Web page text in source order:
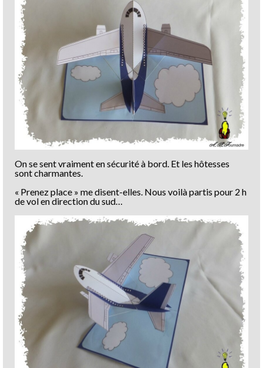
On se sent vraiment en sécurité à bord. Et les hôtesses
sont charmantes.
« Prenez place » me disent-elles. Nous voilà partis pour 2 h
de vol en direction du sud…